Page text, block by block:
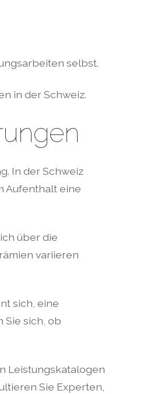
selbst.
in der Schweiz.
In der Schweiz
Aufenthalt eine
über die
variieren
sich, eine
Sie sich, ob
Leistungskatalogen
Sie Experten,